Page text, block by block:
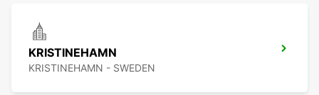
KRISTINEHAMN
KRISTINEHAMN - SWEDEN